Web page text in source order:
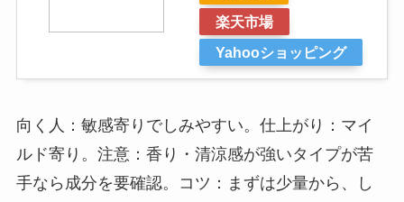
楽天市場
Yahooショッピング
向く人：敏感寄りでしみやすい。仕上がり：マイ
ルド寄り。注意：香り・清涼感が強いタイプが苦
手なら成分を要確認。コツ：まずは少量から、し